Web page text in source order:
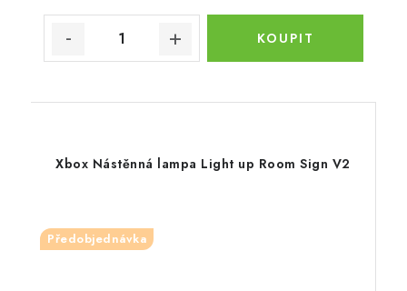
Xbox Nástěnná lampa Light up Room Sign V2
Předobjednávka